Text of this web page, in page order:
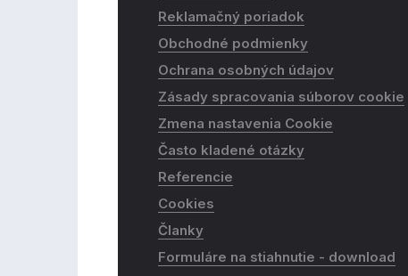
Reklamačný poriadok
Obchodné podmienky
Ochrana osobných údajov
Zásady spracovania súborov cookie
Zmena nastavenia Cookie
Často kladené otázky
Referencie
Cookies
Članky
Formuláre na stiahnutie - download​